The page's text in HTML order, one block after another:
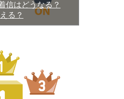
信はどうなる？
る？